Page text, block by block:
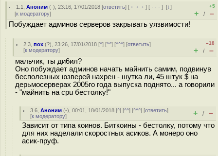
1.1 ,Аноним (-), 23:16, 17/01/2018 [ответить] [ ﹢﹢﹢] [ · · ·][↓]
[к модератору]
+5
+ / –
Побуждает админов серверов закрывать уязвимости!
2.3 ,пох (?), 23:26, 17/01/2018 [^] [^^] [^^^] [ответить]
[к модератору]
–18
+ / –
мальчик, ты ди6ил?
Оно побуждает админов начать майнить самим, подвинув
бесполезных юзверей нахрен - шутка ли, 45 штук $ на
дерьмосерверах 2005го года выпуска поднято... а говорили
- "майнить на cpu бестолку!"
3.6 ,Аноним (-), 00:01, 18/01/2018 [^] [^^] [^^^] [ответить]
[к модератору] + / –
Зависит от типа коинов. Биткоины - бестолку, потому что
для них наделали скоростных асиков. А монеро оно
асик-пруф.